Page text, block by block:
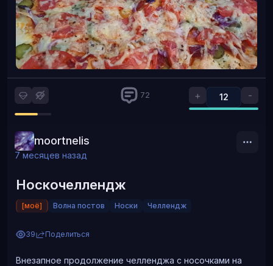
+ 12 -
72
moortnelis
7 месяцев назад
Носкочеллендж
[моё] Волна постов Носки Челлендж
39 Поделиться
Внезапное продолжение челленджа с носочками на